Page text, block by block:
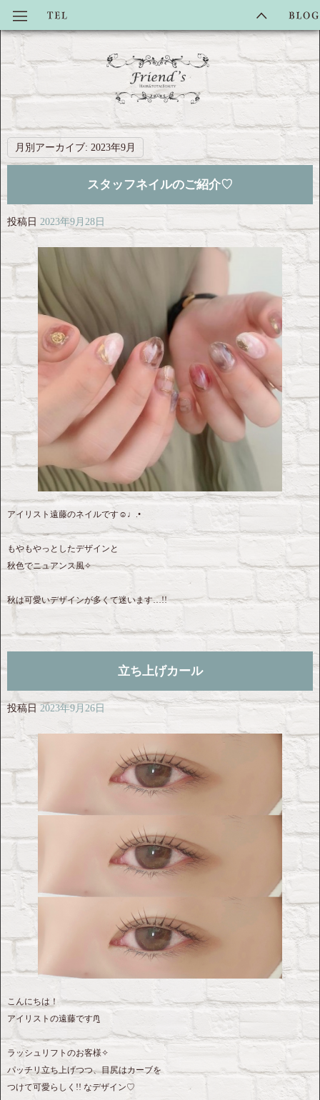
月別アーカイブ: 2023年9月
スタッフネイルのご紹介♡
投稿日 2023年9月28日
アイリスト遠藤のネイルです☺︎♩.•
もやもやっとしたデザインと
秋色でニュアンス風✧
秋は可愛いデザインが多くて迷います…!!
立ち上げカール
投稿日 2023年9月26日
こんにちは！
アイリストの遠藤ですᙏ̤̫
ラッシュリフトのお客様✧
パッチリ立ち上げつつ、目尻はカーブを
つけて可愛らしく!! なデザイン♡